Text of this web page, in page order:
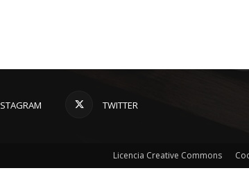
TWITTER
Licencia Creative Commons